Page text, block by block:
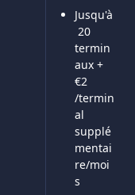
Jusqu'à
20
termin
aux +
€2
/termin
al
supplé
mentai
re/moi
s